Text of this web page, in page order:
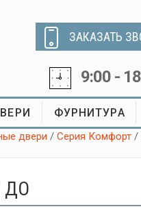
ЗАКАЗАТЬ
9:00 -
ФУРНИТУРА
двери /Серия Комфорт /
ДО